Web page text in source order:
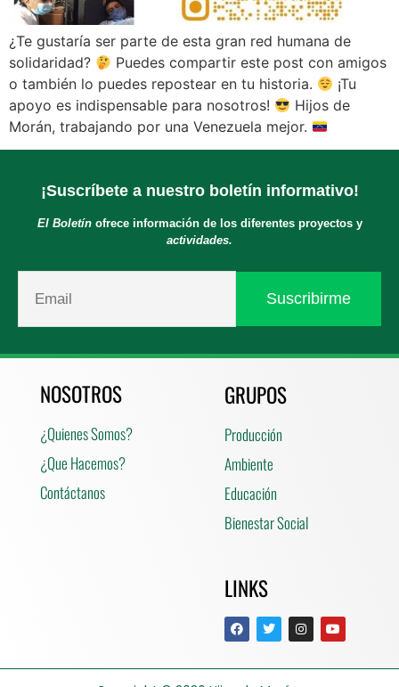
¿Te gustaría ser parte de esta gran red humana de
solidaridad?
Puedes compartir este post con amigos
o también lo puedes repostear en tu historia.
¡Tu
apoyo es indispensable para nosotros!
Hijos de
Morán, trabajando por una Venezuela mejor.
¡Suscríbete a nuestro boletín informativo!
El Boletínofrece información de los diferentes proyectos y
actividades.
NOSOTROS
¿Quienes Somos?
¿Que Hacemos?
Contáctanos
GRUPOS
Producción
Ambiente
Educación
Bienestar Social
LINKS